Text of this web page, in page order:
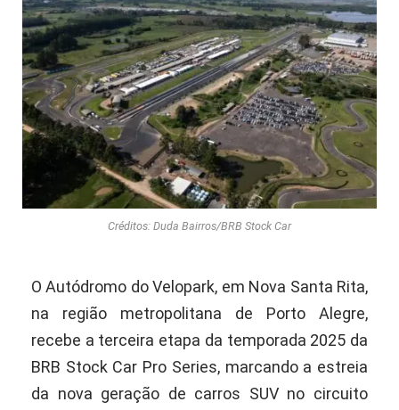
Créditos: Duda Bairros/BRB Stock Car
O Autódromo do Velopark, em Nova Santa Rita,
na região metropolitana de Porto Alegre,
recebe a terceira etapa da temporada 2025 da
BRB Stock Car Pro Series, marcando a estreia
da nova geração de carros SUV no circuito